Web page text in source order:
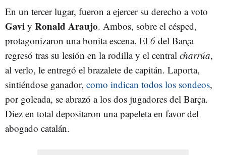
En un tercer lugar, fueron a ejercer su derecho a voto
Gavi y Ronald Araujo. Ambos, sobre el césped,
protagonizaron una bonita escena. El 6 del Barça
regresó tras su lesión en la rodilla y el central charrúa,
al verlo, le entregó el brazalete de capitán. Laporta,
sintiéndose ganador, como indican todos los sondeos,
por goleada, se abrazó a los dos jugadores del Barça.
Diez en total depositaron una papeleta en favor del
abogado catalán.